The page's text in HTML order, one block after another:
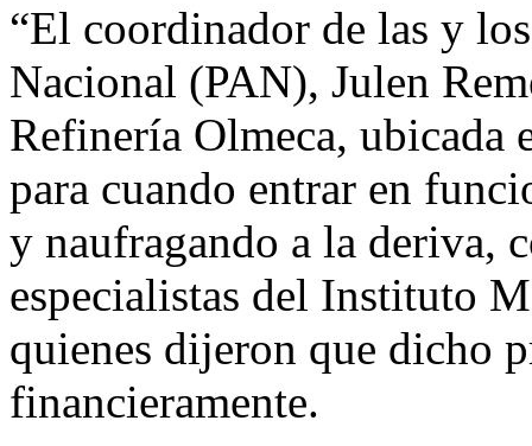
“El coordinador de las y
Nacional (PAN), Julen
Refinería Olmeca, ubicada
para cuando entrar en
y naufragando a la deriva,
especialistas del Instituto
quienes dijeron que dicho
financieramente.